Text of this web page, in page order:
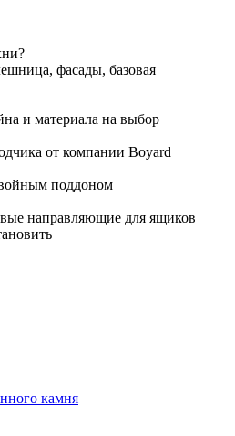
фасады, базовая
и материала на выбор
от компании Boyard
поддоном
направляющие для ящиков
камня